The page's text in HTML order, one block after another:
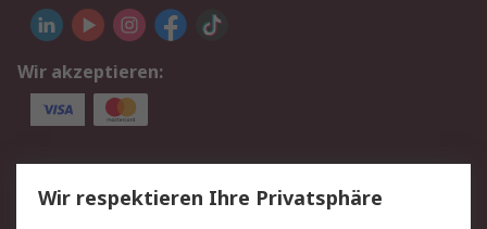
Wir akzeptieren:
Service
Value Added Services
Lieferlösungen
Wir respektieren Ihre Privatsphäre